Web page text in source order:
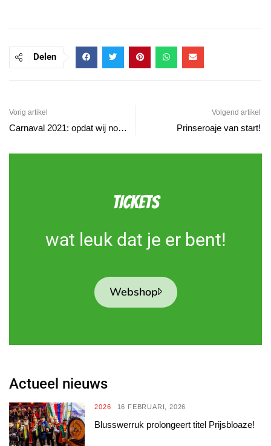
Delen
Vorig artikel
Carnaval 2021: opdat wij nooit vergeten
Volgend artikel
Prinseroaje van start!
TICKETS
wat leuk dat je er bent!
Webshop
Actueel nieuws
2026 16 FEBRUARI, 2026
Blusswerruk prolongeert titel Prijsbloaze!